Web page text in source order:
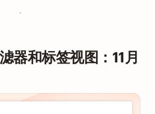
器和标签视图：11月